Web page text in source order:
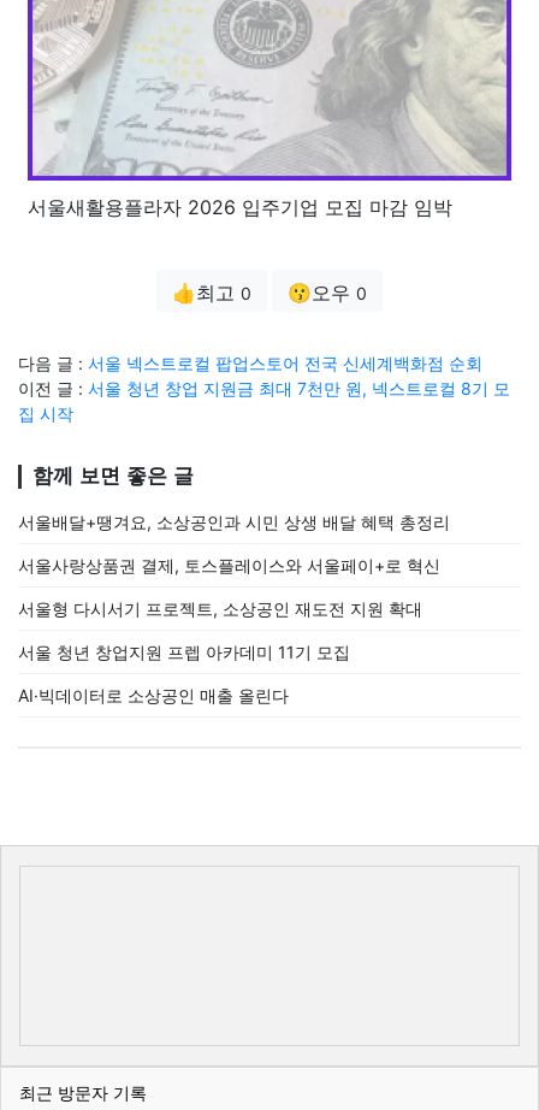
서울새활용플라자 2026 입주기업 모집 마감 임박
👍최고 0 😗오우 0
다음 글 : 서울 넥스트로컬 팝업스토어 전국 신세계백화점 순회
이전 글 : 서울 청년 창업 지원금 최대 7천만 원, 넥스트로컬 8기 모
집 시작
함께 보면 좋은 글
서울배달+땡겨요, 소상공인과 시민 상생 배달 혜택 총정리
서울사랑상품권 결제, 토스플레이스와 서울페이+로 혁신
서울형 다시서기 프로젝트, 소상공인 재도전 지원 확대
서울 청년 창업지원 프렙 아카데미 11기 모집
AI·빅데이터로 소상공인 매출 올린다
최근 방문자 기록